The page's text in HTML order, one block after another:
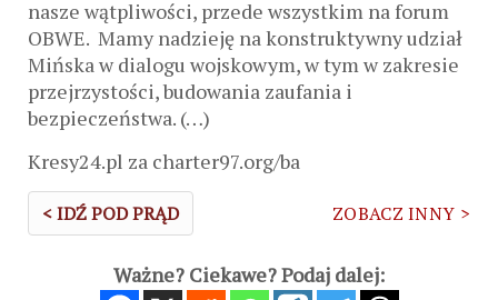
nasze wątpliwości, przede wszystkim na forum
OBWE. Mamy nadzieję na konstruktywny udział
Mińska w dialogu wojskowym, w tym w zakresie
przejrzystości, budowania zaufania i
bezpieczeństwa. (…)
Kresy24.pl za charter97.org/ba
< IDŹ POD PRĄD ZOBACZ INNY >
Ważne? Ciekawe? Podaj dalej: